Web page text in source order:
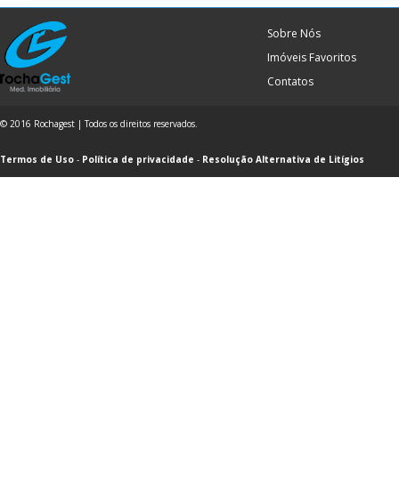
Sobre Nós
Imóveis Favoritos
Contatos
© 2016 Rochagest | Todos os direitos reservados.
Termos de Uso - Política de privacidade - Resolução Alternativa de Litígios